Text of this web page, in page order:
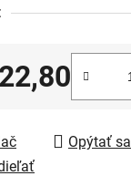
cena:
Opýtať sa